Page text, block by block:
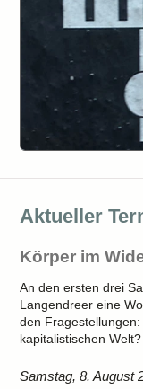
Aktueller
Körper im
An den ersten drei
Langendreer eine
den
kapitalistischen
Samstag, 8. August